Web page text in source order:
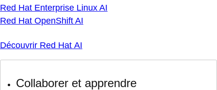
Red Hat Enterprise Linux AI
Red Hat OpenShift AI
Découvrir Red Hat AI
Collaborer et apprendre